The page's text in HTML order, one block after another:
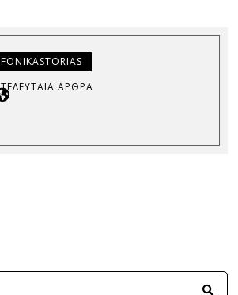
FONIKASTORIAS
ΤΕΛΕΥΤΑΊΑ ΆΡΘΡΑ